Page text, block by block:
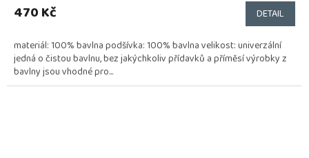
470 Kč DETAIL
materiál: 100% bavlna podšívka: 100% bavlna velikost: univerzální
jedná o čistou bavlnu, bez jakýchkoliv přídavků a příměsí výrobky z
bavlny jsou vhodné pro...